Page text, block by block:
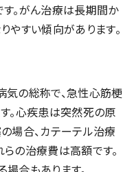
。がん治療は長期間か
やすい傾向があります。
の総称で、急性心筋梗
。心疾患は突然死の原
場合、カテーテル治療
の治療費は高額です。